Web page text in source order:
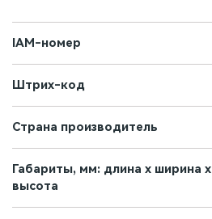
IAM-номер
Штрих-код
Страна производитель
Габариты, мм: длина х ширина х
высота